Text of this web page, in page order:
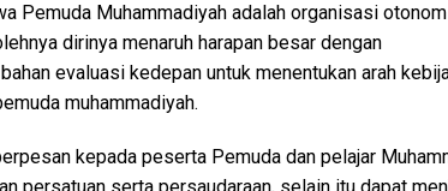
Pemuda Muhammadiyah adalah organisasi
dirinya menaruh harapan besar dengan
evaluasi kedepan untuk menentukan arah
muhammadiyah.
kepada peserta Pemuda dan pelajar